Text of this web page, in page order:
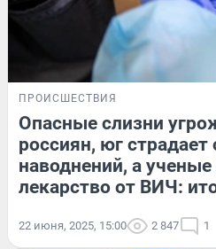
ПРОИСШЕСТВИЯ
Опасные слизни
россиян, юг страдает
наводнений, а ученые
лекарство от ВИЧ:
22 июня, 2025, 15:00 2 847 1